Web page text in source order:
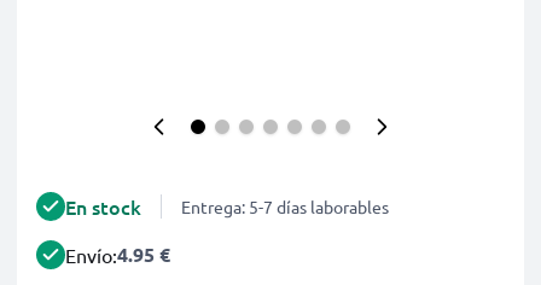
En stock Entrega: 5-7 días laborables
Envío:4.95 €